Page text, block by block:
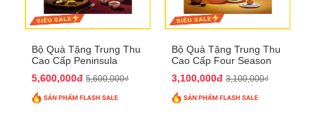
Bộ Quà Tặng Trung Thu
Cao Cấp Peninsula
5,600,000đ 5,600,000₫
Bộ Quà Tặng Trung Thu
Cao Cấp Four Season
3,100,000đ 3,100,000₫